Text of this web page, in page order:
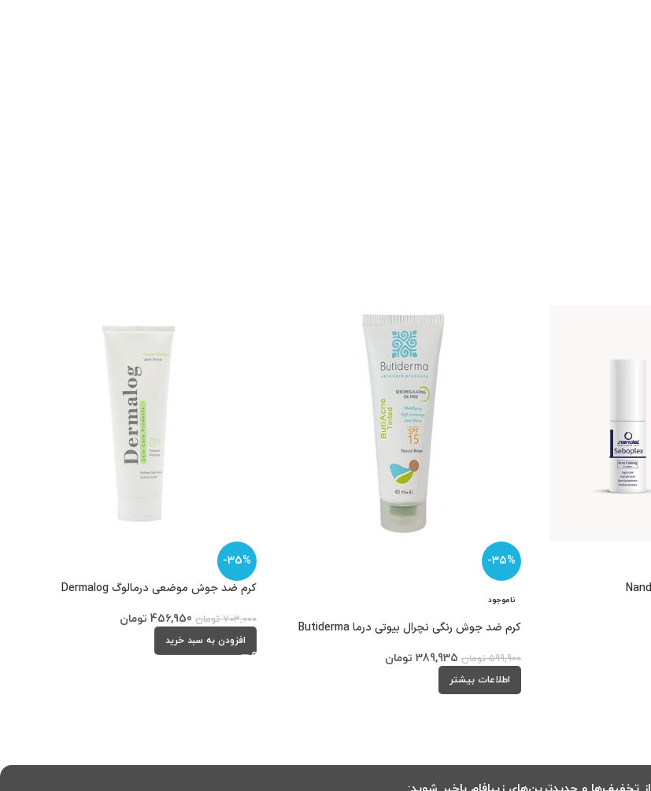
-35%
ناموجود
کرم ضد جوش رنگی نچرال بیوتی درما Butiderma
599,900 تومان 389,935 تومان
اطلاعات بیشتر
-35%
کرم ضد جوش موضعی درمالوگ Dermalog
703,000 تومان 456,950 تومان
افزودن به سبد خرید